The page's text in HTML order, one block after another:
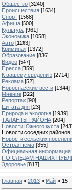
Общество [3240]
Происшествия [1634]
Спорт [1568]
Афиша [500]
Культура [961]
Экономика [1058]
Авто [1263]
Криминал [1372]
Образование [836]
Видео [547]
Пресса [359]
К вашему сведению [2714]
Реклама [52]
Новоспасские вести [1344]
Мнение [322]
Репортаж [90]
Цитата дня [23]
Природа и экология [1939]
ТАЛАНТЫ РАЙОНА [204]
Новости Южного куста [243]
Новости соседних районов
Новости сельских
Острая тема [355]
Официальная информация
ПО СЛЕДАМ НАШИХ
Здоровье [817]
Главная » 2013 » Май » 15